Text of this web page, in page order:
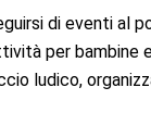
di eventi al
per bambine
ludico,